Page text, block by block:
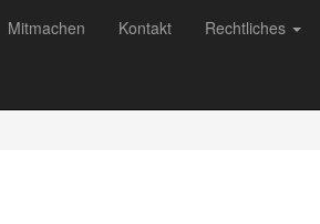
Mitmachen Kontakt Rechtliches